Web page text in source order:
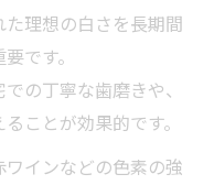
理想の白さを長期間
です。
の丁寧な歯磨きや、
ことが効果的です。
インなどの色素の強